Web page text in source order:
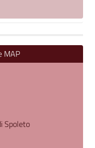
MAP
Spoleto